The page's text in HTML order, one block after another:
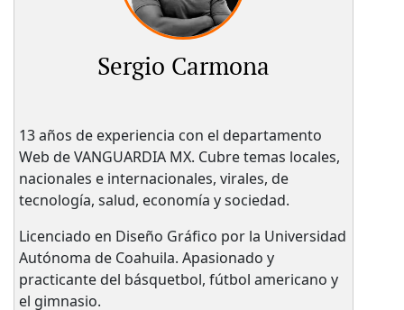
Sergio Carmona
13 años de experiencia con el departamento
Web de VANGUARDIA MX. Cubre temas locales,
nacionales e internacionales, virales, de
tecnología, salud, economía y sociedad.
Licenciado en Diseño Gráfico por la Universidad
Autónoma de Coahuila. Apasionado y
practicante del básquetbol, fútbol americano y
el gimnasio.